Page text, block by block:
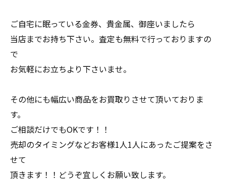
ご自宅に眠っている金券、貴金属、御座いましたら
当店までお持ち下さい。査定も無料で行っておりますの
で
お気軽にお立ちより下さいませ。
その他にも幅広い商品をお買取りさせて頂いておりま
す。
ご相談だけでもOKです！！
売却のタイミングなどお客様1人1人にあったご提案をさ
せて
頂きます！！どうぞ宜しくお願い致します。